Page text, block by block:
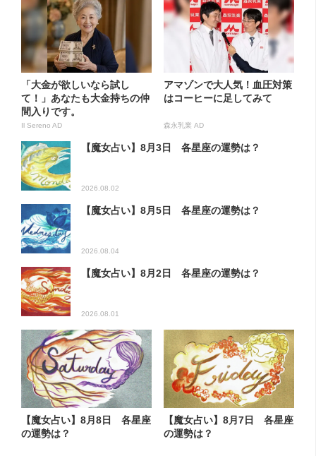
「大金が欲しいなら試し
て！」あなたも大金持ちの仲
間入りです。
Il Sereno AD
アマゾンで大人気！血圧対策
はコーヒーに足してみて
森永乳業 AD
【魔女占い】8月3日 各星座の運勢は？
2026.08.02
【魔女占い】8月5日 各星座の運勢は？
2026.08.04
【魔女占い】8月2日 各星座の運勢は？
2026.08.01
【魔女占い】8月8日 各星座
の運勢は？
【魔女占い】8月7日 各星座
の運勢は？